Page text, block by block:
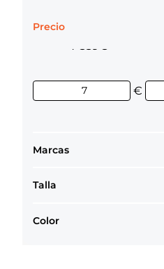
Precio
7€39€
€
Marcas
Talla
Color